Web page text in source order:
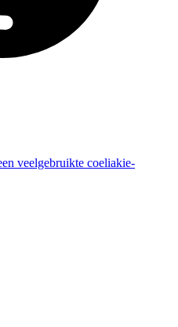
veelgebruikte coeliakie-